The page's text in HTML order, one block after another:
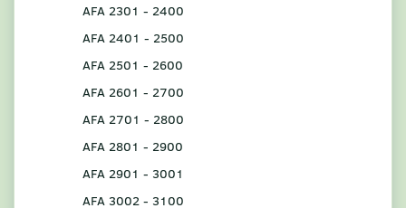
AFA 2301 - 2400
AFA 2401 - 2500
AFA 2501 - 2600
AFA 2601 - 2700
AFA 2701 - 2800
AFA 2801 - 2900
AFA 2901 - 3001
AFA 3002 - 3100